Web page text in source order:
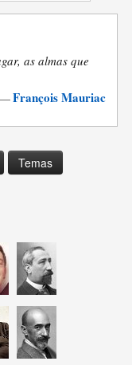
as almas que
—François Mauriac
Temas